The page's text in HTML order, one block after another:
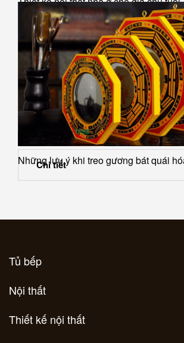
phong thủy
Những lưu ý khi treo gương bát quái
Chi tiết
Tủ bếp
Nội thất
Thiết kế nội thất